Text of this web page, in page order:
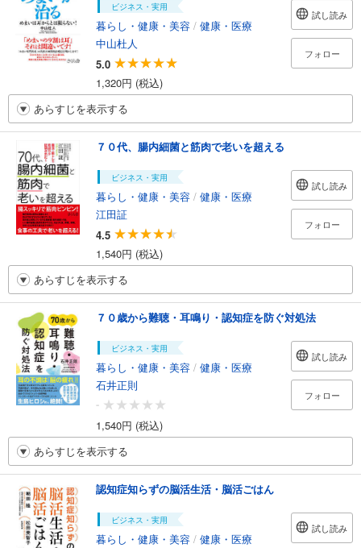
ビジネス・実用
暮らし・健康・美容 / 健康・医療
中山杜人
5.0
1,320円 (税込)
試し読み
フォロー
あらすじを表示する
７０代、腸内細菌と筋肉で老いを超える
ビジネス・実用
暮らし・健康・美容 / 健康・医療
江田証
4.5
1,540円 (税込)
試し読み
フォロー
あらすじを表示する
７０歳から難聴・耳鳴り・認知症を防ぐ対処法
ビジネス・実用
暮らし・健康・美容 / 健康・医療
石井正則
-
1,540円 (税込)
試し読み
フォロー
あらすじを表示する
認知症知らずの脳活生活・脳活ごはん
ビジネス・実用
暮らし・健康・美容 / 健康・医療
試し読み